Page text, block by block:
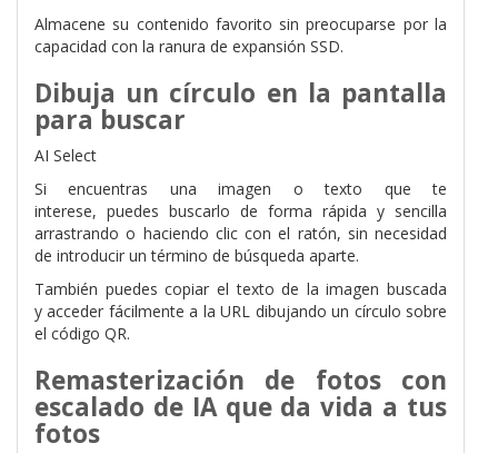
Almacene su contenido favorito sin preocuparse por la
capacidad con la ranura de expansión SSD.
Dibuja un círculo en la pantalla
para buscar
AI Select
Si encuentras una imagen o texto que te
interese, puedes buscarlo de forma rápida y sencilla
arrastrando o haciendo clic con el ratón, sin necesidad
de introducir un término de búsqueda aparte.
También puedes copiar el texto de la imagen buscada
yacceder fácilmente a la URL dibujando un círculo sobre
el código QR.
Remasterización de fotos con
escalado de IA que da vida a tus
fotos